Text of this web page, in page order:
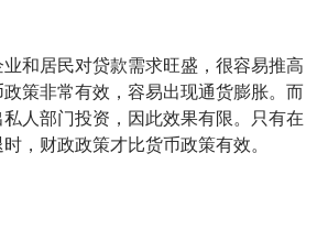
和居民对贷款需求旺盛，很容易推高
策非常有效，容易出现通货膨胀。而
人部门投资，因此效果有限。只有在
，财政政策才比货币政策有效。